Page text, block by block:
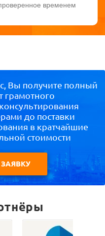
временем
Вы получите полный
грамотного
до поставки
в кратчайшие
стоимости